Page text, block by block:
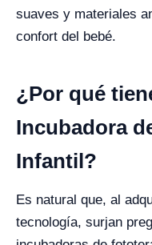
suaves y materiales
confort del bebé.
¿Por qué
Incubadora
Infantil?
Es natural que, al
tecnología, surjan